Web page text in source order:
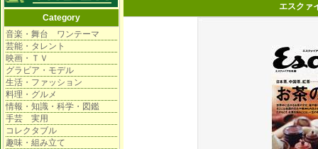
Category
音楽・舞台 ワンテーマ
芸能・タレント
映画・ＴＶ
グラビア・モデル
生活・ファッション
料理・グルメ
情報・知識・科学・図鑑
手芸 実用
コレクタブル
趣味・組み立て
エスクァ